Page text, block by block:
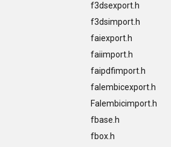
f3dsexport.h
f3dsimport.h
faiexport.h
faiimport.h
faipdfimport.h
falembicexport.h
Falembicimport.h
fbase.h
fbox.h